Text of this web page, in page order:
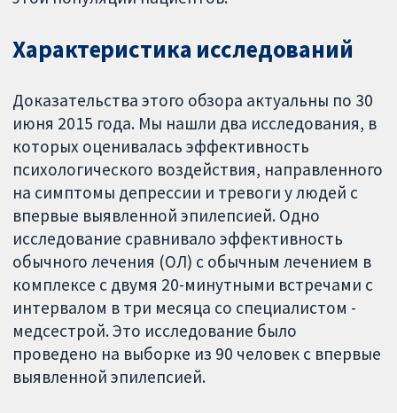
Характеристика исследований
Доказательства этого обзора актуальны по 30
июня 2015 года. Мы нашли два исследования, в
которых оценивалась эффективность
психологического воздействия, направленного
на симптомы депрессии и тревоги у людей с
впервые выявленной эпилепсией. Одно
исследование сравнивало эффективность
обычного лечения (ОЛ) с обычным лечением в
комплексе с двумя 20-минутными встречами с
интервалом в три месяца со специалистом -
медсестрой. Это исследование было
проведено на выборке из 90 человек с впервые
выявленной эпилепсией.